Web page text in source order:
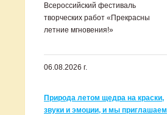
Всероссийский фестиваль
творческих работ «Прекрасны
летние мгновения!»
06.08.2026 г.
Природа летом щедра на краски,
звуки и эмоции, и мы приглашаем